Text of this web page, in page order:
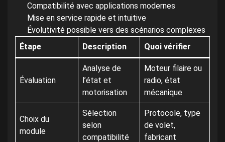
Compatibilité avec applications modernes
Mise en service rapide et intuitive
Évolutivité possible vers des scénarios complexes
Étape
Description Quoi vérifier
Évaluation
Analyse de
l’état et
motorisation
Moteur filaire ou
radio, état
mécanique
Choix du
module
Sélection
selon
compatibilité
Protocole, type
de volet,
fabricant